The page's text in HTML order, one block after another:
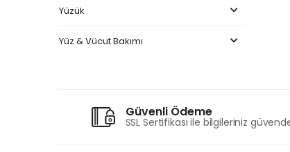
Yüzük
Yüz & Vücut Bakımı
Güvenli Ödeme
SSL Sertifikası ile bilgileriniz